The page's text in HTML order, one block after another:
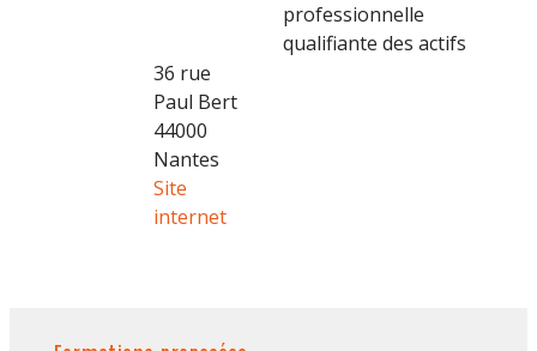
36 rue
Paul Bert
44000
Nantes
Site
internet
professionnelle
qualifiante des actifs